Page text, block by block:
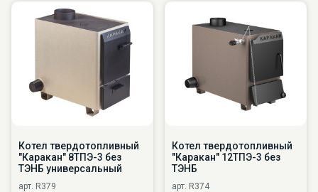
Котел твердотопливный
"Каракан" 8ТПЭ-3 без
ТЭНБ универсальный
арт. R379
Котел твердотопливный
"Каракан" 12ТПЭ-3 без
ТЭНБ
арт. R374